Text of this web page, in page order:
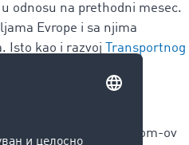
odnosu na prethodni mesec.
Evrope i sa njima
Isto kao i razvoj
Transportnog
od 59:41 TimoCom-ov